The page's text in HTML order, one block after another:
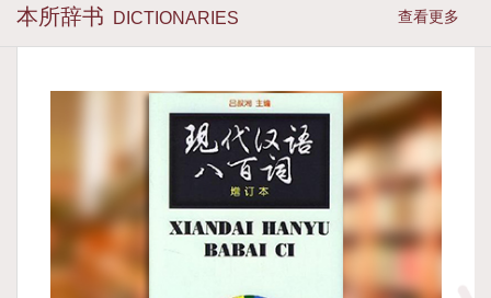
本所辞书 DICTIONARIES 查看更多